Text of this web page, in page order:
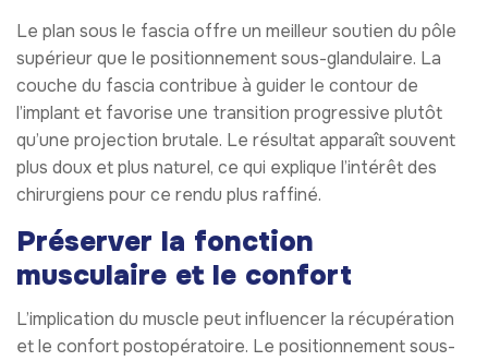
Le plan sous le fascia offre un meilleur soutien du pôle
supérieur que le positionnement sous-glandulaire. La
couche du fascia contribue à guider le contour de
l’implant et favorise une transition progressive plutôt
qu’une projection brutale. Le résultat apparaît souvent
plus doux et plus naturel, ce qui explique l’intérêt des
chirurgiens pour ce rendu plus raffiné.
Préserver la fonction
musculaire et le confort
L’implication du muscle peut influencer la récupération
et le confort postopératoire. Le positionnement sous-